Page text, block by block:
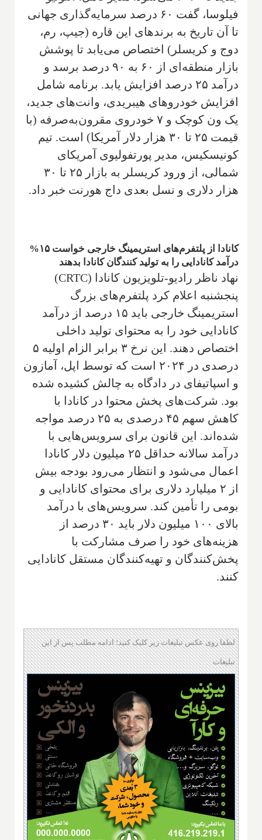
فیلوسا، گفت ۶۰ درصد سرمایه‌گذاری جهانی
تا آن تاریخ به برندهای این قاره (جیپ، رم،
دوج و کریسلر) اختصاص می‌یابد تا پوشش
بازار منطقه‌ای از ۶۰ به ۹۰ درصد برسد و
درآمد ۲۵ درصد افزایش یابد. برنامه شامل
افزایش خودروهای هیبریدی، وانت‌های جدید،
یک ون کوچک و ۷ خودروی مقرون‌به‌صرفه (با
قیمت ۲۵ تا ۳۰ هزار دلار آمریکا) است. تیم
کونیسکیس، مدیر پورتفولیوی آمریکای
شمالی، از ورود کریسلر به بازار ۲۵ تا ۳۰
هزار دلاری و نسل بعدی داج هورنت خبر داد.
کانادا از پلتفرم‌های استریمینگ خارجی خواست ۱۵%
درآمد کانادایی را به تولید کنندگان کانادا بدهند
نهاد ناظر رادیو-تلویزیون کانادا (CRTC)
پنجشنبه اعلام کرد پلتفرم‌های بزرگ
استریمینگ خارجی باید ۱۵ درصد از درآمد
کانادایی خود را به محتوای تولید داخلی
اختصاص دهند. این نرخ ۳ برابر الزام اولیه ۵
درصدی در ۲۰۲۴ است که توسط اپل، آمازون
و اسپاتیفای در دادگاه به چالش کشیده شده
بود. شرکت‌های پخش محتوا در کانادا با
کاهش سهم ۴۵ درصدی به ۲۵ درصد مواجه
شده‌اند. این قانون برای سرویس‌هایی با
درآمد سالانه حداقل ۲۵ میلیون دلار کانادا
اعمال می‌شود و انتظار می‌رود بودجه بیش
از ۲ میلیارد دلاری برای محتوای کانادایی و
بومی را تأمین کند. سرویس‌های با درآمد
بالای ۱۰۰ میلیون دلار باید ۳۰ درصد از
هزینه‌های خود را صرف مشارکت با
پخش‌کنندگان و تهیه‌کنندگان مستقل کانادایی
کنند.
لطفا روی عکس تبلیغات زیر کلیک کنید؛ ادامه مطلب پس از این
تبلیغات